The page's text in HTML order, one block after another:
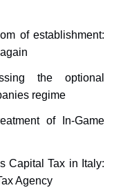
of establishment:
the optional
regime
of In-Game
Capital Tax in Italy:
Agency